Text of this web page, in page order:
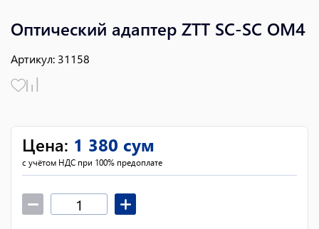
Оптический адаптер ZTT SC-SC OM4
Артикул: 31158
Цена: 1 380 сум
с учётом НДС при 100% предоплате